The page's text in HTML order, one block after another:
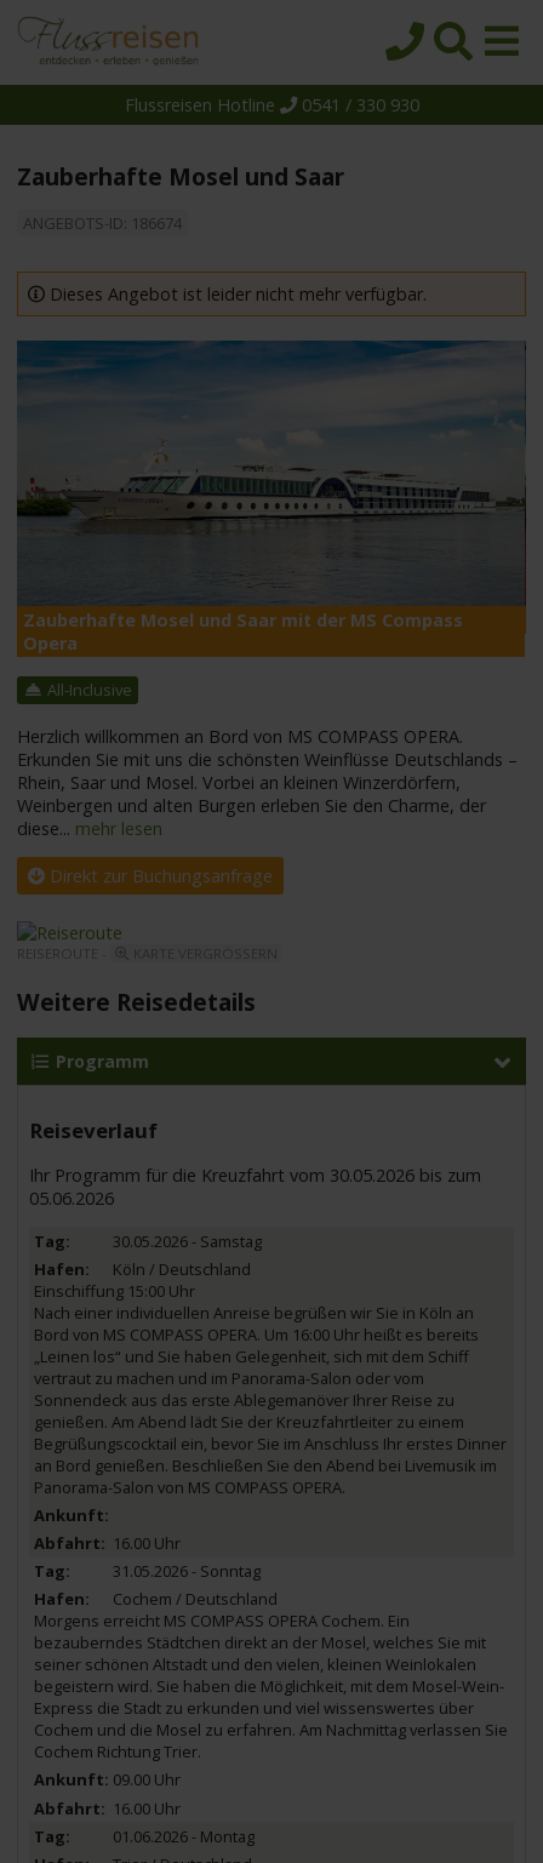
Reedereien
Schiffe
Über uns
Suche
Flussreisen Hotline 0541 / 330 930
Zauberhafte Mosel und Saar
ANGEBOTS-ID: 186674
Dieses Angebot ist leider nicht mehr verfügbar.
Zauberhafte Mosel und Saar mit der MS Compass
Opera
All-Inclusive
Herzlich willkommen an Bord von MS COMPASS OPERA.
Erkunden Sie mit uns die schönsten Weinflüsse Deutschlands –
Rhein, Saar und Mosel. Vorbei an kleinen Winzerdörfern,
Weinbergen und alten Burgen erleben Sie den Charme, der
diese... mehr lesen
Direkt zur Buchungsanfrage
REISEROUTE -
Weitere Reisedetails
Programm
Reiseverlauf
Ihr Programm für die Kreuzfahrt vom 30.05.2026 bis zum
05.06.2026
30.05.2026 - Samstag
Köln / Deutschland
Einschiffung 15:00 Uhr
Nach einer individuellen Anreise begrüßen wir Sie in Köln an
Bord von MS COMPASS OPERA. Um 16:00 Uhr heißt es bereits
„Leinen los“ und Sie haben Gelegenheit, sich mit dem Schiff
vertraut zu machen und im Panorama-Salon oder vom
Sonnendeck aus das erste Ablegemanöver Ihrer Reise zu
genießen. Am Abend lädt Sie der Kreuzfahrtleiter zu einem
Begrüßungscocktail ein, bevor Sie im Anschluss Ihr erstes Dinner
an Bord genießen. Beschließen Sie den Abend bei Livemusik im
Panorama-Salon von MS COMPASS OPERA.
16.00 Uhr
31.05.2026 - Sonntag
Cochem / Deutschland
Morgens erreicht MS COMPASS OPERA Cochem. Ein
bezauberndes Städtchen direkt an der Mosel, welches Sie mit
seiner schönen Altstadt und den vielen, kleinen Weinlokalen
begeistern wird. Sie haben die Möglichkeit, mit dem Mosel-Wein-
Express die Stadt zu erkunden und viel wissenswertes über
Cochem und die Mosel zu erfahren. Am Nachmittag verlassen Sie
Cochem Richtung Trier.
09.00 Uhr
16.00 Uhr
01.06.2026 - Montag